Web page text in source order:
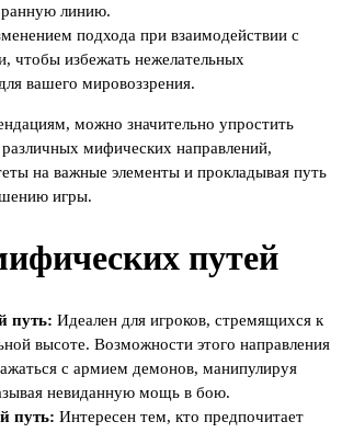
линию.
подхода при взаимодействии с
чтобы избежать нежелательных
вашего мировоззрения.
можно значительно упростить
мифических направлений,
на важные элементы и прокладывая путь
игры.
путей
путь: Идеален для игроков, стремящихся к
высоте. Возможности этого направления
с армием демонов, манипулируя
невиданную мощь в бою.
путь: Интересен тем, кто предпочитает